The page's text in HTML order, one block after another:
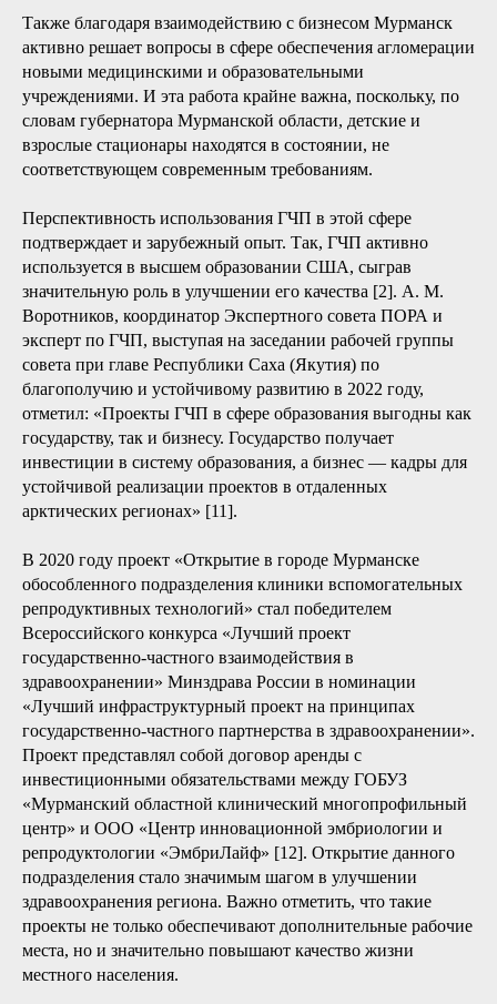
Также благодаря взаимодействию с бизнесом Мурманск
активно решает вопросы в сфере обеспечения агломерации
новыми медицинскими и образовательными
учреждениями. И эта работа крайне важна, поскольку, по
словам губернатора Мурманской области, детские и
взрослые стационары находятся в состоянии, не
соответствующем современным требованиям.
Перспективность использования ГЧП в этой сфере
подтверждает и зарубежный опыт. Так, ГЧП активно
используется в высшем образовании США, сыграв
значительную роль в улучшении его качества [2]. А. М.
Воротников, координатор Экспертного совета ПОРА и
эксперт по ГЧП, выступая на заседании рабочей группы
совета при главе Республики Саха (Якутия) по
благополучию и устойчивому развитию в 2022 году,
отметил: «Проекты ГЧП в сфере образования выгодны как
государству, так и бизнесу. Государство получает
инвестиции в систему образования, а бизнес — кадры для
устойчивой реализации проектов в отдаленных
арктических регионах» [11].
В 2020 году проект «Открытие в городе Мурманске
обособленного подразделения клиники вспомогательных
репродуктивных технологий» стал победителем
Всероссийского конкурса «Лучший проект
государственно-частного взаимодействия в
здравоохранении» Минздрава России в номинации
«Лучший инфраструктурный проект на принципах
государственно-частного партнерства в здравоохранении».
Проект представлял собой договор аренды с
инвестиционными обязательствами между ГОБУЗ
«Мурманский областной клинический многопрофильный
центр» и ООО «Центр инновационной эмбриологии и
репродуктологии «ЭмбриЛайф» [12]. Открытие данного
подразделения стало значимым шагом в улучшении
здравоохранения региона. Важно отметить, что такие
проекты не только обеспечивают дополнительные рабочие
места, но и значительно повышают качество жизни
местного населения.